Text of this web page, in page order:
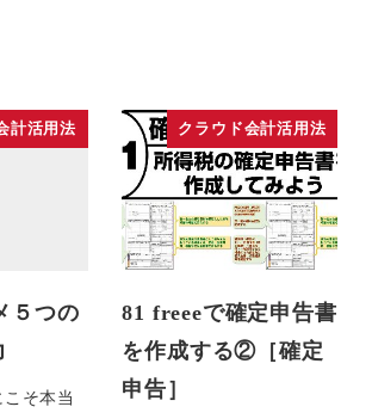
計活用法
５つの
そ本当
クラウド会計活用法
81 freeeで確定申告書
を作成する②［確定
申告］